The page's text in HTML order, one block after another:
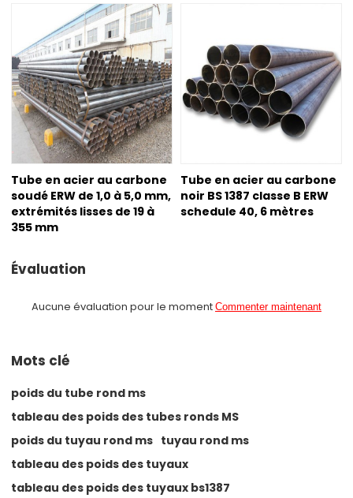
Tube en acier au carbone
soudé ERW de 1,0 à 5,0 mm,
extrémités lisses de 19 à
355 mm
Tube en acier au carbone
noir BS 1387 classe B ERW
schedule 40, 6 mètres
Évaluation
Aucune évaluation pour le moment Commenter maintenant
Mots clé
poids du tube rond ms
tableau des poids des tubes ronds MS
poids du tuyau rond ms tuyau rond ms
tableau des poids des tuyaux
tableau des poids des tuyaux bs1387